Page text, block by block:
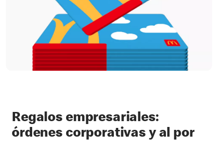
Regalos empresariales:
órdenes corporativas y al por